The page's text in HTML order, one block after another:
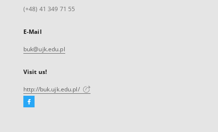
(+48) 41 349 71 55
E-Mail
buk@ujk.edu.pl
Visit us!
http://buk.ujk.edu.pl/
Facebook